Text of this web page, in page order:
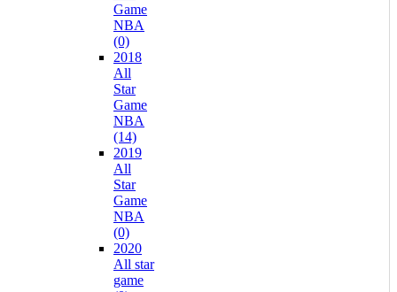
Game
NBA
(0)
2018
All
Star
Game
NBA
(14)
2019
All
Star
Game
NBA
(0)
2020
All star
game